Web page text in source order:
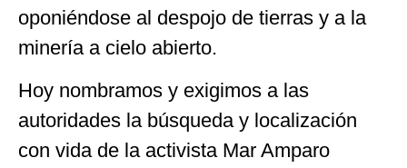
oponiéndose al despojo de tierras y a la
minería a cielo abierto.
Hoy nombramos y exigimos a las
autoridades la búsqueda y localización
con vida de la activista Mar Amparo